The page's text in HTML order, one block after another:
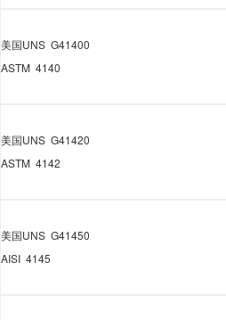
美国UNS G41400
ASTM 4140
美国UNS G41420
ASTM 4142
美国UNS G41450
AISI 4145